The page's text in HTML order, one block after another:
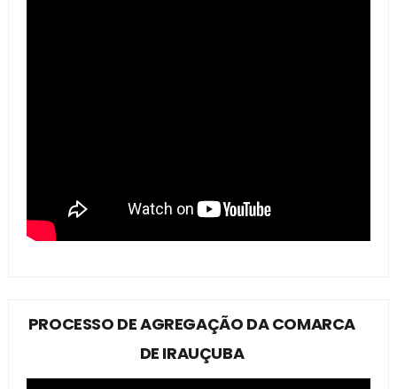
PROCESSO DE AGREGAÇÃO DA COMARCA
DE IRAUÇUBA